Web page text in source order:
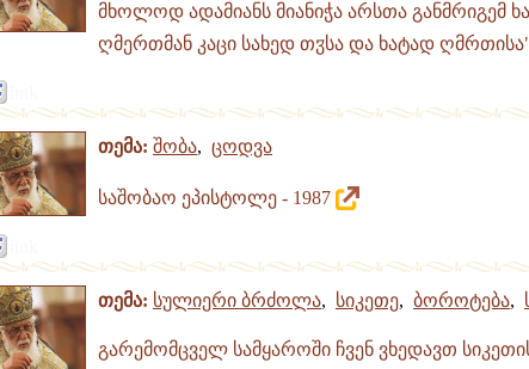
მხოლოდ ადამიანს მიანიჭა არსთა განმრიგემ
ღმერთმან კაცი სახედ თჳსა და ხატად
თემა: შობა, ცოდვა
საშობაო ეპისტოლე - 1987
თემა: სულიერი ბრძოლა, სიკეთე, ბოროტება,
გარემომცველ სამყაროში ჩვენ ვხედავთ